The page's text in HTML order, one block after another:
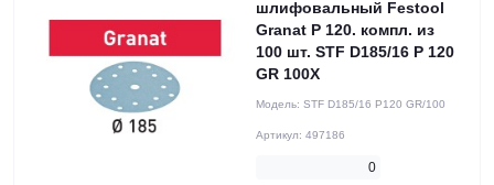
шлифовальный Festool
Granat P 120. компл. из
100 шт. STF D185/16 P 120
GR 100X
Модель: STF D185/16 P120 GR/100
Артикул: 497186
0